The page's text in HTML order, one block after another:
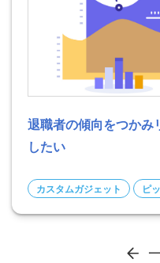
退職者の傾向をつかみ
したい
カスタムガジェット ピ